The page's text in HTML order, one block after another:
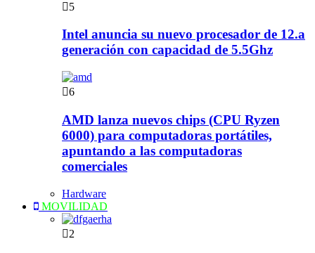
5
Intel anuncia su nuevo procesador de 12.a
generación con capacidad de 5.5Ghz
6
AMD lanza nuevos chips (CPU Ryzen
6000) para computadoras portátiles,
apuntando a las computadoras
comerciales
Hardware
MOVILIDAD
2